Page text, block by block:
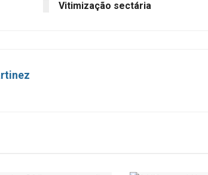
Vitimização sectária